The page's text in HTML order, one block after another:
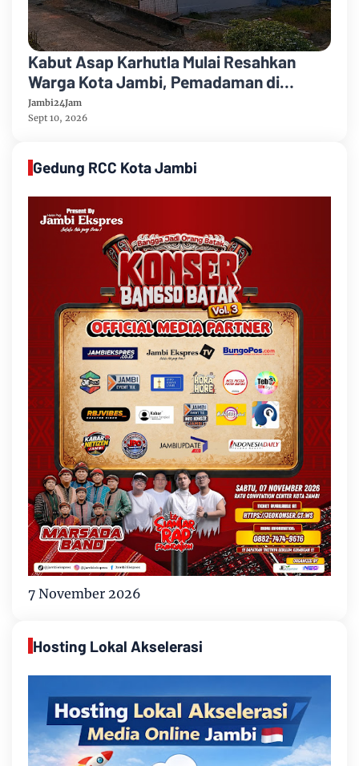
Kabut Asap Karhutla Mulai Resahkan
Warga Kota Jambi, Pemadaman di
Sungai Gelam Terus Dikebut
Jambi24Jam
Sept 10, 2026
Gedung RCC Kota Jambi
7 November 2026
Hosting Lokal Akselerasi